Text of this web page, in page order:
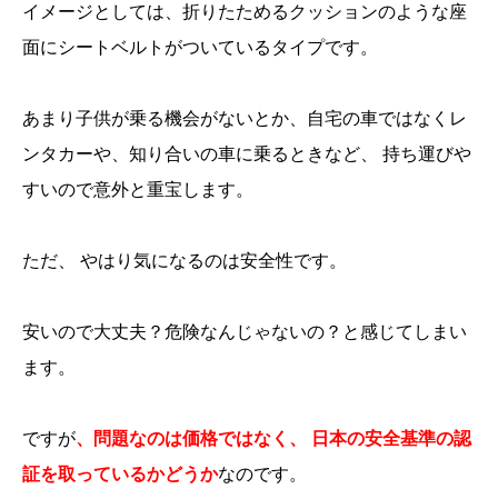
イメージとしては、折りたためるクッションのような座
面にシートベルトがついているタイプです。
あまり子供が乗る機会がないとか、自宅の車ではなくレ
ンタカーや、知り合いの車に乗るときなど、 持ち運びや
すいので意外と重宝します。
ただ、 やはり気になるのは安全性です。
安いので大丈夫？危険なんじゃないの？と感じてしまい
ます。
ですが、問題なのは価格ではなく、 日本の安全基準の認
証を取っているかどうかなのです。